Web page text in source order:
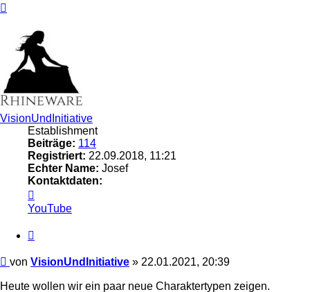
VisionUndInitiative
Establishment
Beiträge: 114
Registriert: 22.09.2018, 11:21
Echter Name: Josef
Kontaktdaten:
von
VisionUndInitiative
YouTube
Beitrag
von VisionUndInitiative » 22.01.2021, 20:39
Heute wollen wir ein paar neue Charaktertypen zeigen.